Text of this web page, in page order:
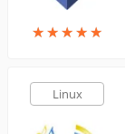
★★★★★
★★★★★
Linux